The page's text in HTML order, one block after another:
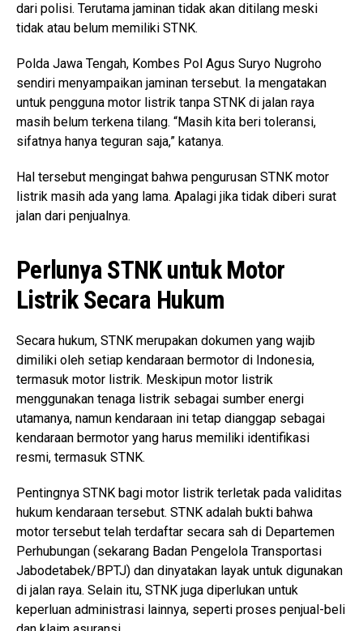
dari polisi. Terutama jaminan tidak akan ditilang meski
tidak atau belum memiliki STNK.
Polda Jawa Tengah, Kombes Pol Agus Suryo Nugroho
sendiri menyampaikan jaminan tersebut. Ia mengatakan
untuk pengguna motor listrik tanpa STNK di jalan raya
masih belum terkena tilang. “Masih kita beri toleransi,
sifatnya hanya teguran saja,” katanya.
Hal tersebut mengingat bahwa pengurusan STNK motor
listrik masih ada yang lama. Apalagi jika tidak diberi surat
jalan dari penjualnya.
Perlunya STNK untuk Motor
Listrik Secara Hukum
Secara hukum, STNK merupakan dokumen yang wajib
dimiliki oleh setiap kendaraan bermotor di Indonesia,
termasuk motor listrik. Meskipun motor listrik
menggunakan tenaga listrik sebagai sumber energi
utamanya, namun kendaraan ini tetap dianggap sebagai
kendaraan bermotor yang harus memiliki identifikasi
resmi, termasuk STNK.
Pentingnya STNK bagi motor listrik terletak pada validitas
hukum kendaraan tersebut. STNK adalah bukti bahwa
motor tersebut telah terdaftar secara sah di Departemen
Perhubungan (sekarang Badan Pengelola Transportasi
Jabodetabek/BPTJ) dan dinyatakan layak untuk digunakan
di jalan raya. Selain itu, STNK juga diperlukan untuk
keperluan administrasi lainnya, seperti proses penjual-beli